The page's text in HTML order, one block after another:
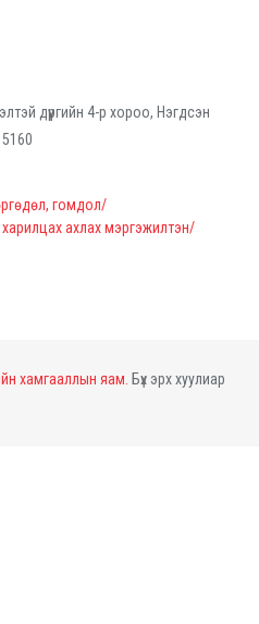
дүүргийн 4-р хороо, Нэгдсэн
гомдол/
ахлах мэргэжилтэн/
хамгааллын яам. Бүх эрх хуулиар